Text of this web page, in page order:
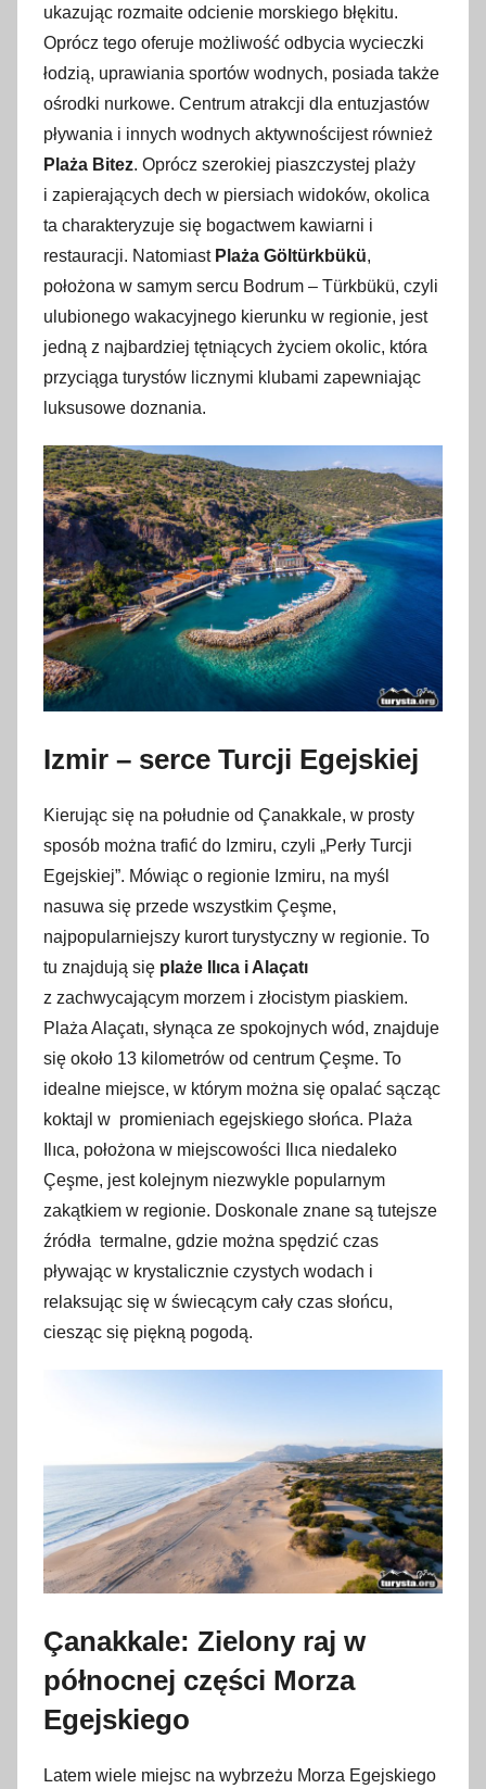
ukazując rozmaite odcienie morskiego błękitu.
Oprócz tego oferuje możliwość odbycia wycieczki
łodzią, uprawiania sportów wodnych, posiada także
ośrodki nurkowe. Centrum atrakcji dla entuzjastów
pływania i innych wodnych aktywnościjest również
Plaża Bitez. Oprócz szerokiej piaszczystej plaży
i zapierających dech w piersiach widoków, okolica
ta charakteryzuje się bogactwem kawiarni i
restauracji. Natomiast Plaża Göltürkbükü,
położona w samym sercu Bodrum – Türkbükü, czyli
ulubionego wakacyjnego kierunku w regionie, jest
jedną z najbardziej tętniących życiem okolic, która
przyciąga turystów licznymi klubami zapewniając
luksusowe doznania.
Izmir – serce Turcji Egejskiej
Kierując się na południe od Çanakkale, w prosty
sposób można trafić do Izmiru, czyli „Perły Turcji
Egejskiej”. Mówiąc o regionie Izmiru, na myśl
nasuwa się przede wszystkim Çeşme,
najpopularniejszy kurort turystyczny w regionie. To
tu znajdują się plaże Ilıca i Alaçatı
z zachwycającym morzem i złocistym piaskiem.
Plaża Alaçatı, słynąca ze spokojnych wód, znajduje
się około 13 kilometrów od centrum Çeşme. To
idealne miejsce, w którym można się opalać sącząc
koktajl w promieniach egejskiego słońca. Plaża
Ilıca, położona w miejscowości Ilıca niedaleko
Çeşme, jest kolejnym niezwykle popularnym
zakątkiem w regionie. Doskonale znane są tutejsze
źródła termalne, gdzie można spędzić czas
pływając w krystalicznie czystych wodach i
relaksując się w świecącym cały czas słońcu,
ciesząc się piękną pogodą.
Çanakkale: Zielony raj w
północnej części Morza
Egejskiego
Latem wiele miejsc na wybrzeżu Morza Egejskiego